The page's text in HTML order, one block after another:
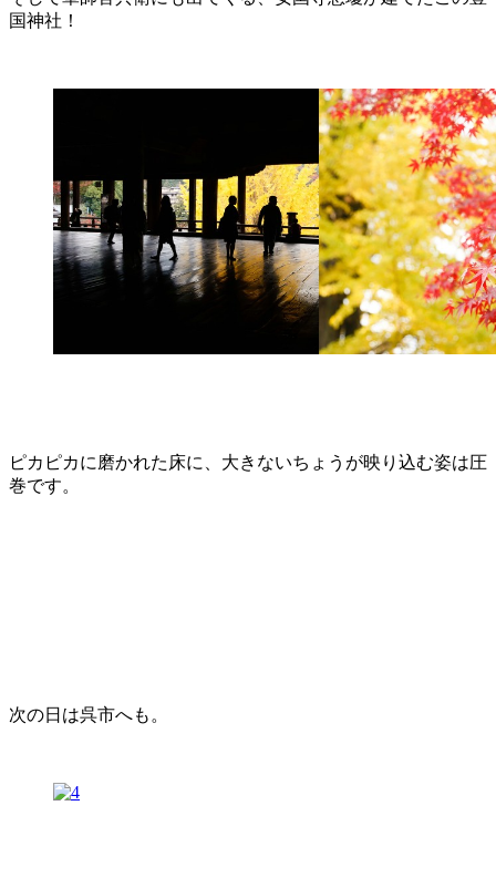
国神社！
ピカピカに磨かれた床に、大きないちょうが映り込む姿は圧
巻です。
次の日は呉市へも。